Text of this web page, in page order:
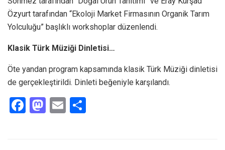
Özyurt tarafından “Ekoloji Market Firmasının Organik Tarım
Yolculuğu” başlıklı workshoplar düzenlendi.
Klasik Türk Müziği Dinletisi…
Öte yandan program kapsamında klasik Türk Müziği dinletisi
de gerçekleştirildi. Dinleti beğeniyle karşılandı.
F
M E